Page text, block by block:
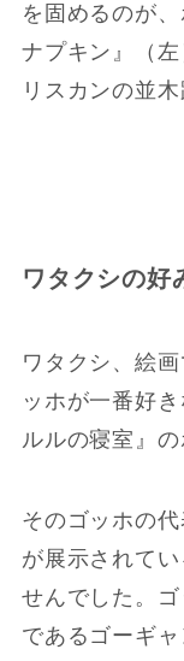
を固めるのが
ナプキン』（
リスカンの並
ワタクシの好
ワタクシ、絵
ッホが一番好
ルルの寝室』
そのゴッホの
が展示されて
せんでした。
であるゴーギ